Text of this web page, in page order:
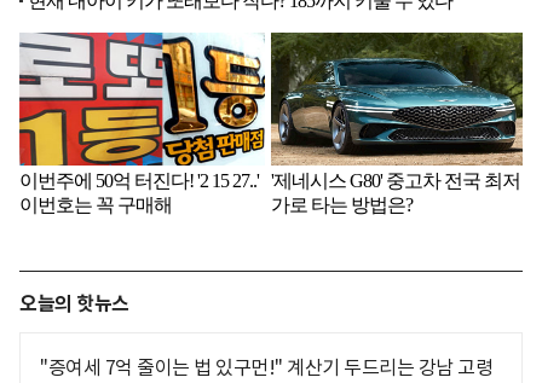
오늘의 핫뉴스
"증여세 7억 줄이는 법 있구먼!" 계산기 두드리는 강남 고령